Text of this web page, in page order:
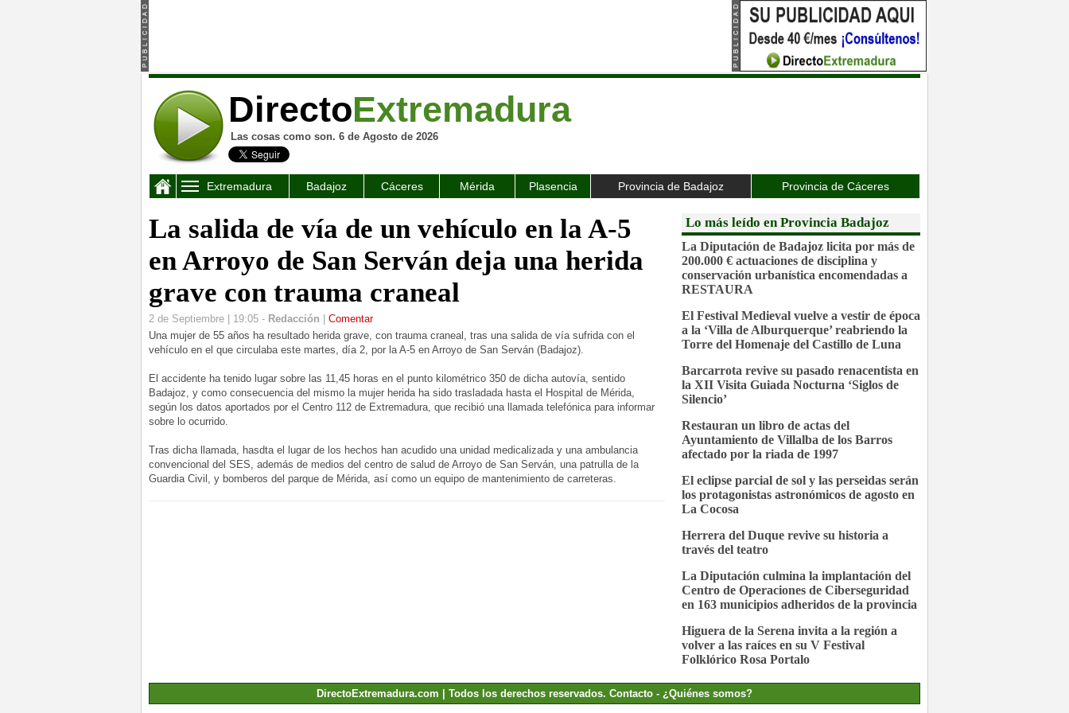
DirectoExtremadura
Las cosas como son. 6 de Agosto de 2026
Extremadura Badajoz Cáceres Mérida Plasencia Provincia de Badajoz Provincia de Cáceres
La salida de vía de un vehículo en la A-5
en Arroyo de San Serván deja una herida
grave con trauma craneal
2 de Septiembre | 19:05 - Redacción
Comentar
Una mujer de 55 años ha resultado herida grave, con trauma craneal, tras una salida de vía sufrida con el
vehículo en el que circulaba este martes, día 2, por la A-5 en Arroyo de San Serván (Badajoz).
El accidente ha tenido lugar sobre las 11,45 horas en el punto kilométrico 350 de dicha autovía, sentido
Badajoz, y como consecuencia del mismo la mujer herida ha sido trasladada hasta el Hospital de Mérida,
según los datos aportados por el Centro 112 de Extremadura, que recibió una llamada telefónica para informar
sobre lo ocurrido.
Tras dicha llamada, hasdta el lugar de los hechos han acudido una unidad medicalizada y una ambulancia
convencional del SES, además de medios del centro de salud de Arroyo de San Serván, una patrulla de la
Guardia Civil, y bomberos del parque de Mérida, así como un equipo de mantenimiento de carreteras.
Lo más leído en Provincia Badajoz
La Diputación de Badajoz licita por más de
200.000 € actuaciones de disciplina y
conservación urbanística encomendadas a
RESTAURA
El Festival Medieval vuelve a vestir de época
a la ‘Villa de Alburquerque’ reabriendo la
Torre del Homenaje del Castillo de Luna
Barcarrota revive su pasado renacentista en
la XII Visita Guiada Nocturna ‘Siglos de
Silencio’
Restauran un libro de actas del
Ayuntamiento de Villalba de los Barros
afectado por la riada de 1997
El eclipse parcial de sol y las perseidas serán
los protagonistas astronómicos de agosto en
La Cocosa
Herrera del Duque revive su historia a
través del teatro
La Diputación culmina la implantación del
Centro de Operaciones de Ciberseguridad
en 163 municipios adheridos de la provincia
Higuera de la Serena invita a la región a
volver a las raíces en su V Festival
Folklórico Rosa Portalo
DirectoExtremadura.com | Todos los derechos reservados. Contacto - ¿Quiénes somos?